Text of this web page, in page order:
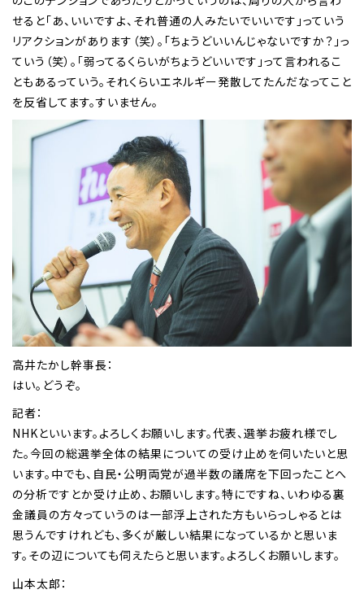
せると「あ、いいですよ、それ普通の人みたいでいいです」っていう
リアクションがあります（笑）。「ちょうどいいんじゃないですか？」っ
ていう（笑）。「弱ってるくらいがちょうどいいです」って言われるこ
ともあるっていう。それくらいエネルギー発散してたんだなってこと
を反省してます。すいません。
高井たかし幹事長：
はい。どうぞ。
記者：
NHKといいます。よろしくお願いします。代表、選挙お疲れ様でし
た。今回の総選挙全体の結果についての受け止めを伺いたいと思
います。中でも、自民・公明両党が過半数の議席を下回ったことへ
の分析ですとか受け止め、お願いします。特にですね、いわゆる裏
金議員の方々っていうのは一部浮上された方もいらっしゃるとは
思うんですけれども、多くが厳しい結果になっているかと思いま
す。その辺についても伺えたらと思います。よろしくお願いします。
山本太郎：